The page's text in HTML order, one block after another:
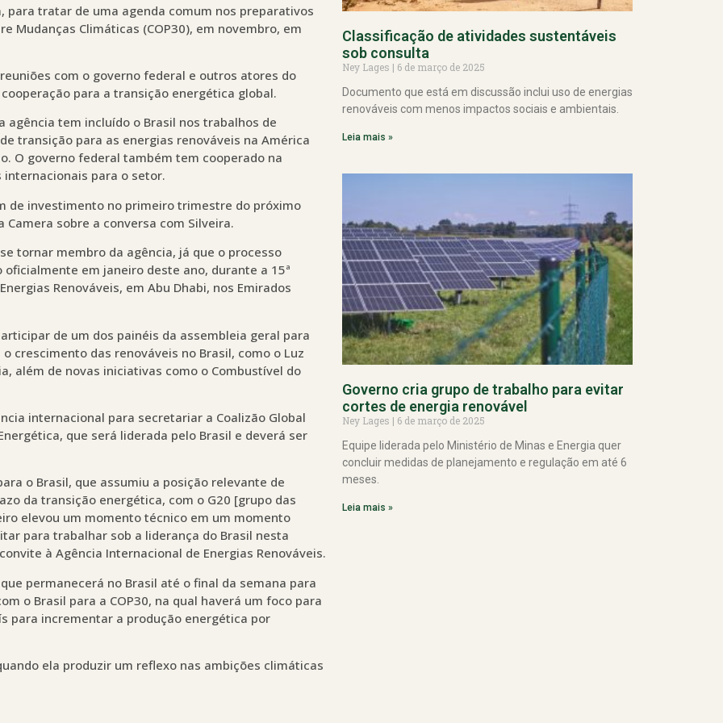
para tratar de uma agenda comum nos preparativos
Mudanças Climáticas (COP30), em novembro, em
com o governo federal e outros atores do
para a transição energética global.
tem incluído o Brasil nos trabalhos de
transição para as energias renováveis na América
O governo federal também tem cooperado na
para o setor.
de investimento no primeiro trimestre do próximo
Camera sobre a conversa com Silveira.
tornar membro da agência, já que o processo
em janeiro deste ano, durante a 15ª
Renováveis, em Abu Dhabi, nos Emirados
de um dos painéis da assembleia geral para
crescimento das renováveis no Brasil, como o Luz
além de novas iniciativas como o Combustível do
internacional para secretariar a Coalizão Global
que será liderada pelo Brasil e deverá ser
o Brasil, que assumiu a posição relevante de
da transição energética, com o G20 [grupo das
elevou um momento técnico em um momento
para trabalhar sob a liderança do Brasil nesta
à Agência Internacional de Energias Renováveis.
permanecerá no Brasil até o final da semana para
o Brasil para a COP30, na qual haverá um foco para
para incrementar a produção energética por
ela produzir um reflexo nas ambições climáticas
Classificação de atividades sustentáveis
sob consulta
Ney Lages
6 de março de 2025
Documento que está em discussão inclui uso de energias
renováveis com menos impactos sociais e ambientais.
Leia mais »
Governo cria grupo de trabalho para evitar
cortes de energia renovável
Ney Lages
6 de março de 2025
Equipe liderada pelo Ministério de Minas e Energia quer
concluir medidas de planejamento e regulação em até 6
meses.
Leia mais »